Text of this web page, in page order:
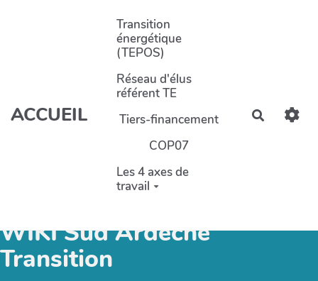
Aller au contenu principal
ACCUEIL
Transition
énergétique
(TEPOS)
Réseau d'élus
référent TE
Tiers-financement
COP07
Les 4 axes de
travail
WIKI Sud Ardèche
Transition